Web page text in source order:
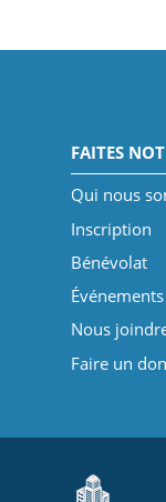
FAITES
Qui nous
Inscription
Bénévolat
Événements
Nous
Faire un don